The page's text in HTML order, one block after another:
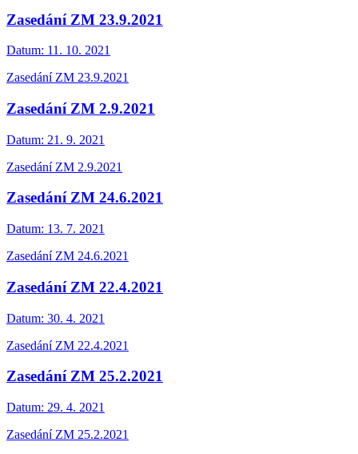
Zasedání ZM 23.9.2021
Datum: 11. 10. 2021
Zasedání ZM 23.9.2021
Zasedání ZM 2.9.2021
Datum: 21. 9. 2021
Zasedání ZM 2.9.2021
Zasedání ZM 24.6.2021
Datum: 13. 7. 2021
Zasedání ZM 24.6.2021
Zasedání ZM 22.4.2021
Datum: 30. 4. 2021
Zasedání ZM 22.4.2021
Zasedání ZM 25.2.2021
Datum: 29. 4. 2021
Zasedání ZM 25.2.2021